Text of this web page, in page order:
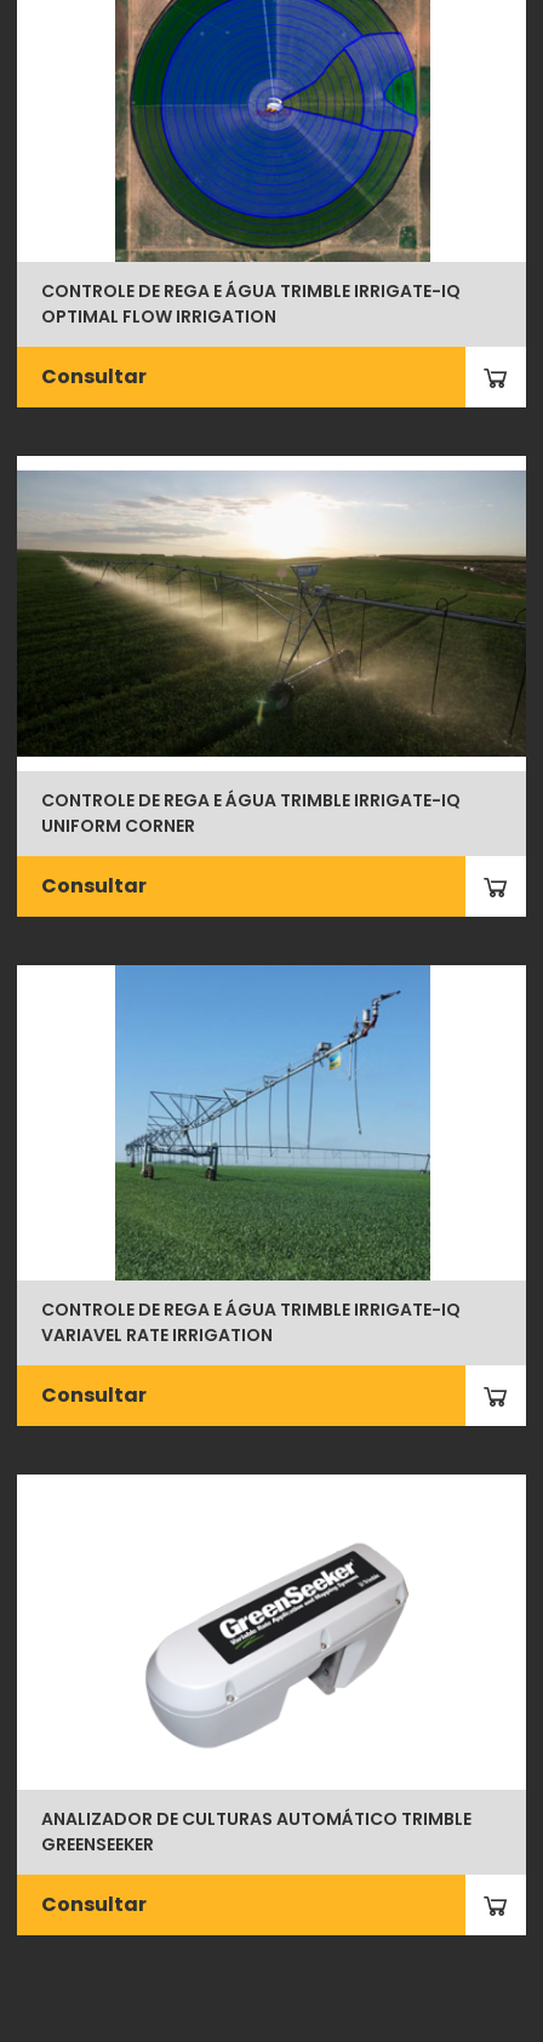
CONTROLE DE REGA E ÁGUA TRIMBLE IRRIGATE-IQ
OPTIMAL FLOW IRRIGATION
Consultar
CONTROLE DE REGA E ÁGUA TRIMBLE IRRIGATE-IQ
UNIFORM CORNER
Consultar
CONTROLE DE REGA E ÁGUA TRIMBLE IRRIGATE-IQ
VARIAVEL RATE IRRIGATION
Consultar
ANALIZADOR DE CULTURAS AUTOMÁTICO TRIMBLE
GREENSEEKER
Consultar